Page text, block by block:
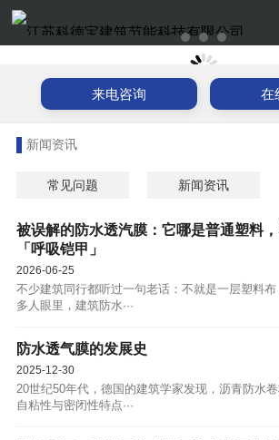
来电咨询 在
新闻资讯
常见问题 新闻资讯
被误解的防水透汽膜：它哪是普通塑料
「呼吸铠甲」
2026-06-25
不少建筑同行都听过一句老话：不就是一层塑料
多人眼里，建筑防水···
防水透气膜的发展史
2025-12-30
20世纪50年代，德国的建筑学家发现，沥青防水
自粘性与密闭性特点···